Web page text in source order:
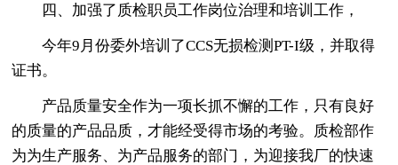
四、加强了质检职员工作岗位治理和培训工作，
今年9月份委外培训了CCS无损检测PT-I级，并取得
证书。
产品质量安全作为一项长抓不懈的工作，只有良好
的质量的产品品质，才能经受得市场的考验。质检部作
为为生产服务、为产品服务的部门，为迎接我厂的快速